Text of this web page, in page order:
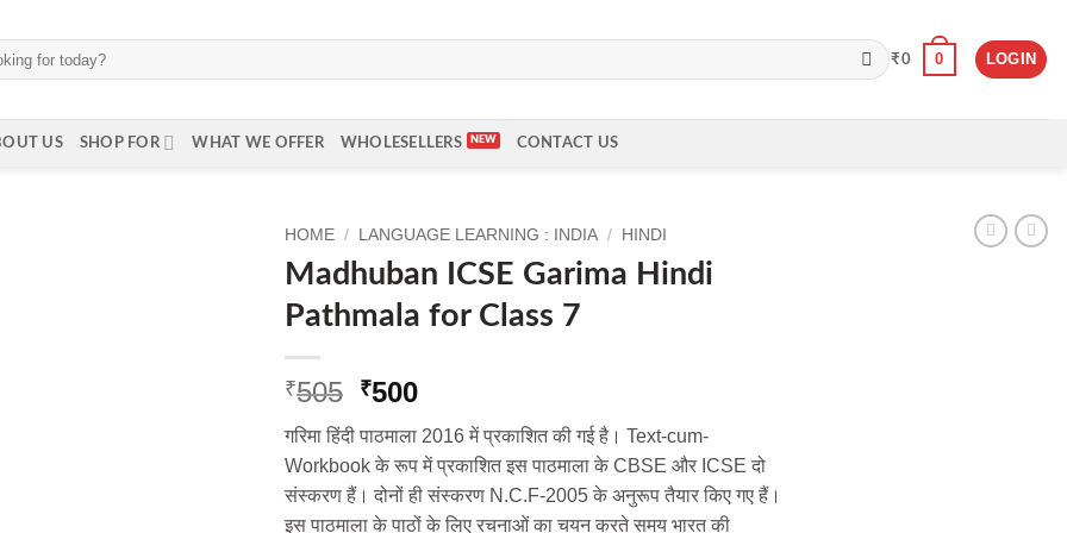
₹0 0 LOGIN
US SHOP FOR WHAT WE OFFER WHOLESELLERS CONTACT US
HOME / LANGUAGE LEARNING : INDIA / HINDI
Madhuban ICSE Garima Hindi
Pathmala for Class 7
₹505 Original
was:
₹505.
₹500Current
price
is:
₹500.
गरिमा हिंदी पाठमाला 2016 में प्रकाशित की गई है। Text-cum-
Workbook के रूप में प्रकाशित इस पाठमाला के CBSE और ICSE दो
संस्करण हैं। दोनों ही संस्करण N.C.F-2005 के अनुरूप तैयार किए गए हैं।
इस पाठमाला के पाठों के लिए रचनाओं का चयन करते समय भारत की